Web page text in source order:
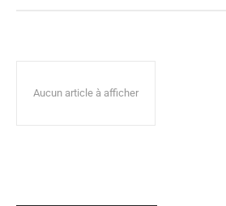
Aucun article à afficher